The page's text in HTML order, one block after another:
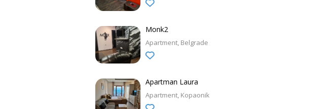
Monk2
Apartment Belgrade
Apartman Laura
Apartment Kopaonik